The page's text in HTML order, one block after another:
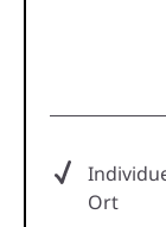
Ort